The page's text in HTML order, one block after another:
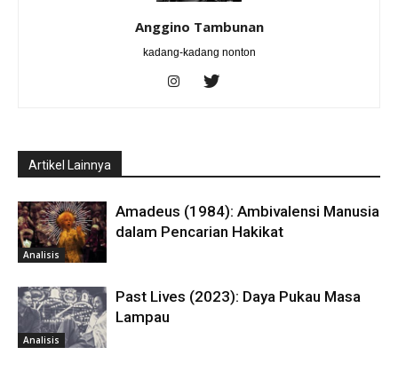
Anggino Tambunan
kadang-kadang nonton
Artikel Lainnya
Analisis
Amadeus (1984): Ambivalensi Manusia
dalam Pencarian Hakikat
Analisis
Past Lives (2023): Daya Pukau Masa
Lampau